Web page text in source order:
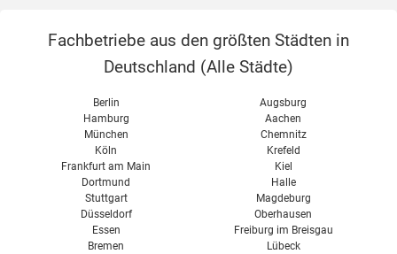
Fachbetriebe aus den größten Städten in
Deutschland (Alle Städte)
Berlin
Hamburg
München
Köln
Frankfurt am Main
Dortmund
Stuttgart
Düsseldorf
Essen
Bremen
Augsburg
Aachen
Chemnitz
Krefeld
Kiel
Halle
Magdeburg
Oberhausen
Freiburg im Breisgau
Lübeck